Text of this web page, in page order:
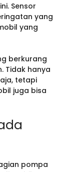
Sensor
yang
yang
berkurang
Tidak hanya
tetapi
juga bisa
pompa